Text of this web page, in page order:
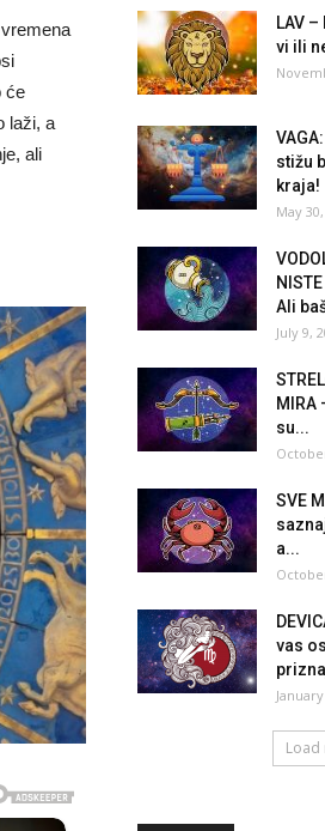
će
laži, a
ali
LAV
vi ili
stižu
kraja!
May
Ali
July 9,
MIRA
su...
SVE
a...
vas
Load